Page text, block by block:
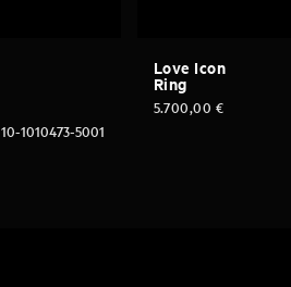
10-1010473-5001
Love Icon
Ring
5.700,00 €